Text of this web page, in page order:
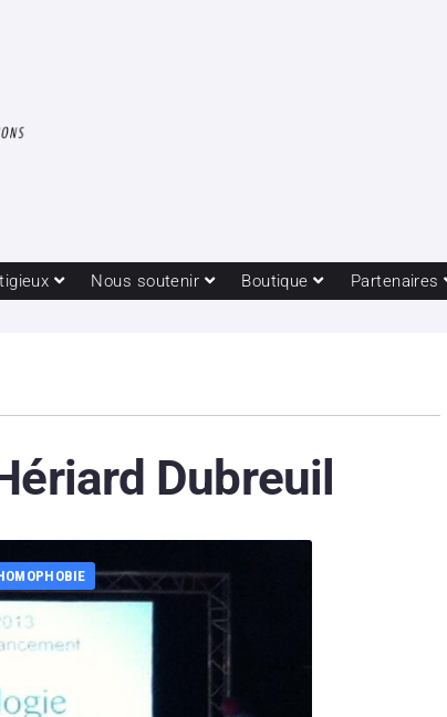
Nous soutenir Boutique Partenaires
Dubreuil